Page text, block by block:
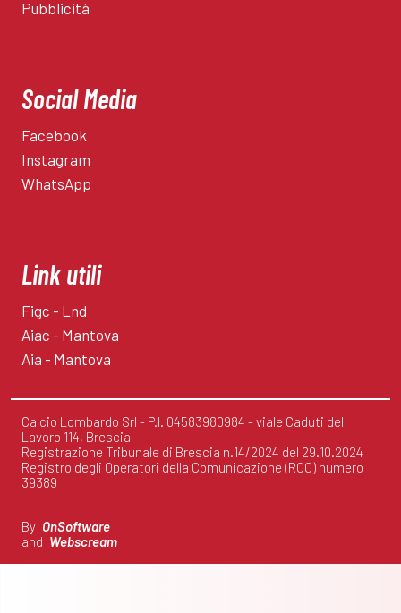
Pubblicità
Social Media
Facebook
Instagram
WhatsApp
Link utili
Figc - Lnd
Aiac - Mantova
Aia - Mantova
Calcio Lombardo Srl - P.I. 04583980984 - viale Caduti del
Lavoro 114, Brescia
Registrazione Tribunale di Brescia n.14/2024 del 29.10.2024
Registro degli Operatori della Comunicazione (ROC) numero
39389
By OnSoftware
and Webscream